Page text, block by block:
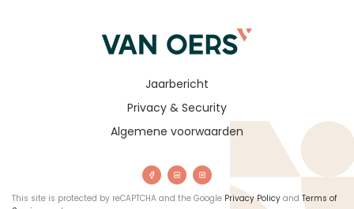
Algemene voorwaarden
Privacy & Security
Jaarbericht
This site is protected by reCAPTCHA and the Google Privacy Policy and Terms of